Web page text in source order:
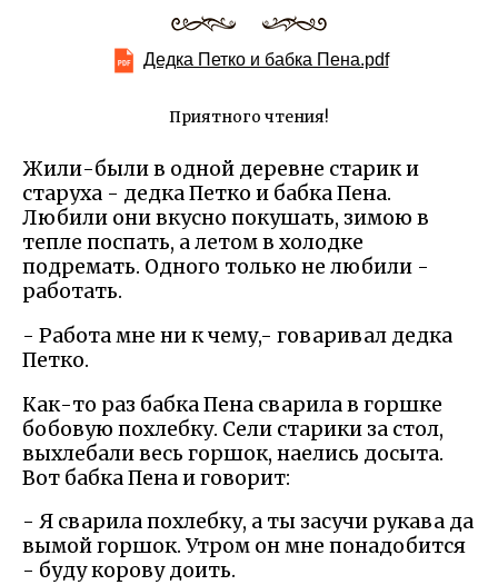
Дедка Петко и бабка Пена.pdf
Приятного чтения!
Жили-были в одной деревне старик и
старуха - дедка Петко и бабка Пена.
Любили они вкусно покушать, зимою в
тепле поспать, а летом в холодке
подремать. Одного только не любили -
работать.
- Работа мне ни к чему,- говаривал дедка
Петко.
Как-то раз бабка Пена сварила в горшке
бобовую похлебку. Сели старики за стол,
выхлебали весь горшок, наелись досыта.
Вот бабка Пена и говорит:
- Я сварила похлебку, а ты засучи рукава да
вымой горшок. Утром он мне понадобится
- буду корову доить.